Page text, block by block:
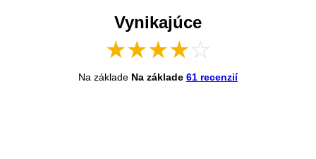
Vynikajúce
★★★★☆
Na základe Na základe 61 recenzií